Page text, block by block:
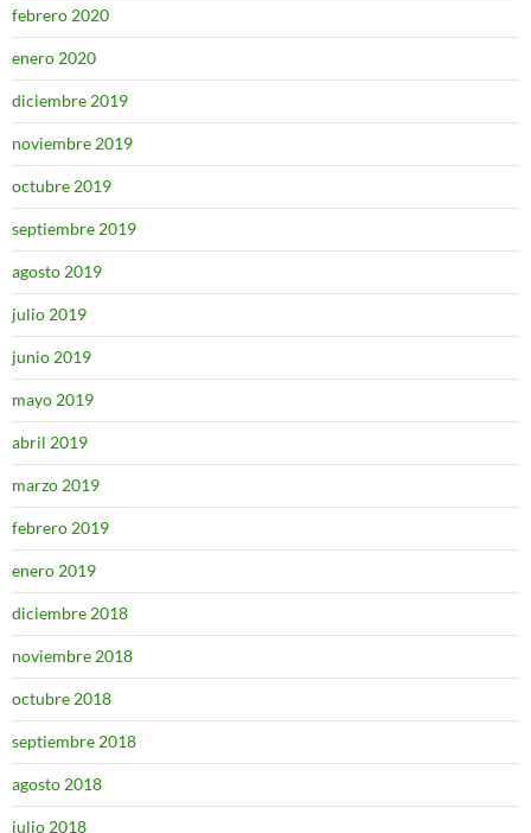
febrero 2020
enero 2020
diciembre 2019
noviembre 2019
octubre 2019
septiembre 2019
agosto 2019
julio 2019
junio 2019
mayo 2019
abril 2019
marzo 2019
febrero 2019
enero 2019
diciembre 2018
noviembre 2018
octubre 2018
septiembre 2018
agosto 2018
julio 2018